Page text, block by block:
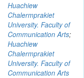
Huachiew
Chalermprakiet
University. Faculty of
Communication Arts;
Huachiew
Chalermprakiet
University. Faculty of
Communication Arts